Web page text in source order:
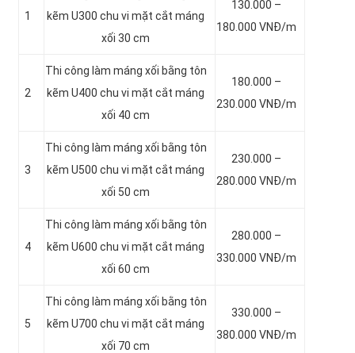
1
kẽm U300 chu vi mặt cắt máng
xối 30 cm
130.000 –
180.000 VNĐ/m
2
Thi công làm máng xối bằng tôn
kẽm U400 chu vi mặt cắt máng
xối 40 cm
180.000 –
230.000 VNĐ/m
3
Thi công làm máng xối bằng tôn
kẽm U500 chu vi mặt cắt máng
xối 50 cm
230.000 –
280.000 VNĐ/m
4
Thi công làm máng xối bằng tôn
kẽm U600 chu vi mặt cắt máng
xối 60 cm
280.000 –
330.000 VNĐ/m
5
Thi công làm máng xối bằng tôn
kẽm U700 chu vi mặt cắt máng
xối 70 cm
330.000 –
380.000 VNĐ/m